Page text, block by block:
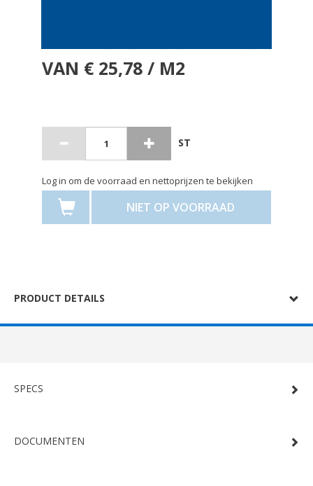
VAN € 25,78 / M2
ST
Log in om de voorraad en nettoprijzen te bekijken
NIET OP VOORRAAD
PRODUCT DETAILS
SPECS
DOCUMENTEN